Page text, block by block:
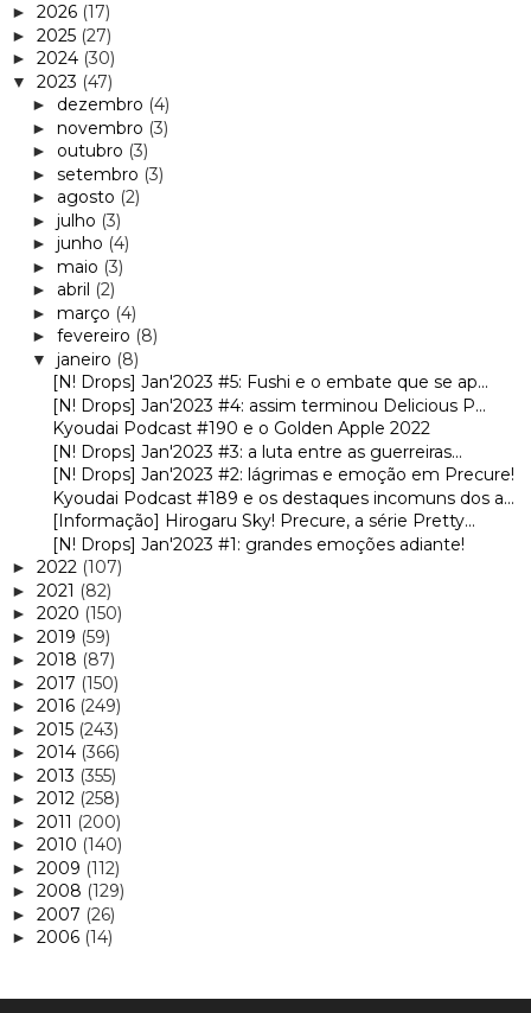
► 2026 (17)
► 2025 (27)
► 2024 (30)
▼ 2023 (47)
► dezembro (4)
► novembro (3)
► outubro (3)
► setembro (3)
► agosto (2)
► julho (3)
► junho (4)
► maio (3)
► abril (2)
► março (4)
► fevereiro (8)
▼ janeiro (8)
[N! Drops] Jan'2023 #5: Fushi e o embate que se ap...
[N! Drops] Jan'2023 #4: assim terminou Delicious P...
Kyoudai Podcast #190 e o Golden Apple 2022
[N! Drops] Jan'2023 #3: a luta entre as guerreiras...
[N! Drops] Jan'2023 #2: lágrimas e emoção em Precure!
Kyoudai Podcast #189 e os destaques incomuns dos a...
[Informação] Hirogaru Sky! Precure, a série Pretty...
[N! Drops] Jan'2023 #1: grandes emoções adiante!
► 2022 (107)
► 2021 (82)
► 2020 (150)
► 2019 (59)
► 2018 (87)
► 2017 (150)
► 2016 (249)
► 2015 (243)
► 2014 (366)
► 2013 (355)
► 2012 (258)
► 2011 (200)
► 2010 (140)
► 2009 (112)
► 2008 (129)
► 2007 (26)
► 2006 (14)